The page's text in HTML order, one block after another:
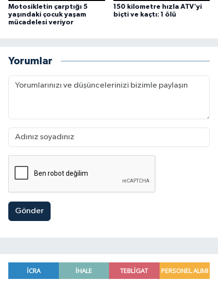
Motosikletin çarptığı 5
yaşındaki çocuk yaşam
mücadelesi veriyor
150 kilometre hızla ATV'yi
biçti ve kaçtı: 1 ölü
Yorumlar
Gönder